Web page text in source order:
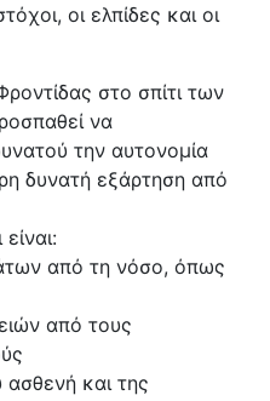
οι ελπίδες και οι
στο σπίτι των
να
την αυτονομία
δυνατή εξάρτηση από
από τη νόσο, όπως
από τους
ασθενή και της